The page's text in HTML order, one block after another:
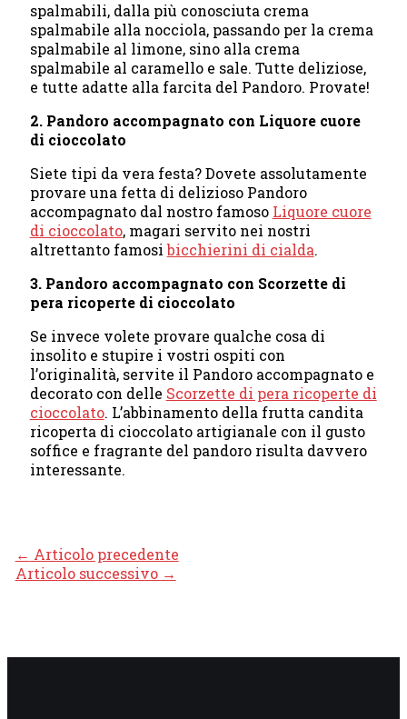
spalmabili, dalla più conosciuta crema
spalmabile alla nocciola, passando per la crema
spalmabile al limone, sino alla crema
spalmabile al caramello e sale. Tutte deliziose,
e tutte adatte alla farcita del Pandoro. Provate!
2. Pandoro accompagnato con Liquore cuore
di cioccolato
Siete tipi da vera festa? Dovete assolutamente
provare una fetta di delizioso Pandoro
accompagnato dal nostro famoso Liquore cuore
di cioccolato, magari servito nei nostri
altrettanto famosibicchierini di cialda.
3. Pandoro accompagnato con Scorzette di
pera ricoperte di cioccolato
Se invece volete provare qualche cosa di
insolito e stupire i vostri ospiti con
l’originalità, servite il Pandoro accompagnato e
decorato con delle Scorzette di pera ricoperte di
cioccolato. L’abbinamento della frutta candita
ricoperta di cioccolato artigianale con il gusto
soffice e fragrante del pandoro risulta davvero
interessante.
← Articolo precedente
Articolo successivo →